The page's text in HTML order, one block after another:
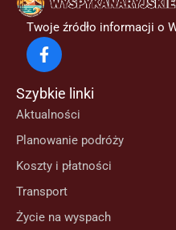
Twoje źródło informacji o
Szybkie linki
Aktualności
Planowanie podróży
Koszty i płatności
Transport
Życie na wyspach